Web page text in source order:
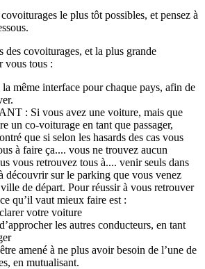
le plus tôt possibles, et pensez à
des covoiturages, et la plus grande
vous tous :
même interface pour chaque pays, afin de
: Si vous avez une voiture, mais que
un co-voiturage en tant que passager,
que si selon les hasards des cas vous
à faire ça.... vous ne trouvez aucun
vous retrouvez tous à.... venir seuls dans
découvrir sur le parking que vous venez
de départ. Pour réussir à vous retrouver
qu’il vaut mieux faire est :
votre voiture
les autres conducteurs, en tant
amené à ne plus avoir besoin de l’une de
en mutualisant.